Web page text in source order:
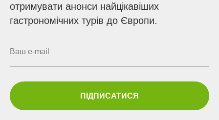
отримувати анонси найцікавіших
гастрономічних турів до Європи.
ПІДПИСАТИСЯ